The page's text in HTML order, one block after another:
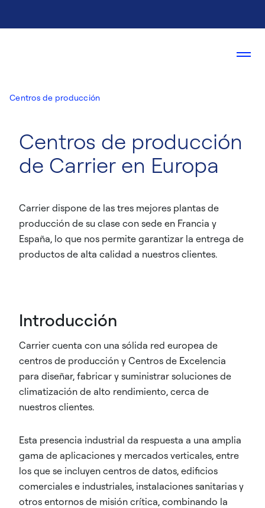
Centros de producción
Centros de producción
de Carrier en Europa
Carrier dispone de las tres mejores plantas de
producción de su clase con sede en Francia y
España, lo que nos permite garantizar la entrega de
productos de alta calidad a nuestros clientes.
Introducción
Carrier cuenta con una sólida red europea de
centros de producción y Centros de Excelencia
para diseñar, fabricar y suministrar soluciones de
climatización de alto rendimiento, cerca de
nuestros clientes.
Esta presencia industrial da respuesta a una amplia
gama de aplicaciones y mercados verticales, entre
los que se incluyen centros de datos, edificios
comerciales e industriales, instalaciones sanitarias y
otros entornos de misión crítica, combinando la